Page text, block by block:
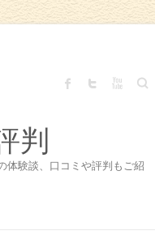
Search
判
体験談、口コミや評判もご紹